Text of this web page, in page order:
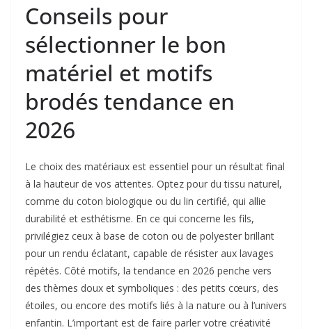
Conseils pour
sélectionner le bon
matériel et motifs
brodés tendance en
2026
Le choix des matériaux est essentiel pour un résultat final
à la hauteur de vos attentes. Optez pour du tissu naturel,
comme du coton biologique ou du lin certifié, qui allie
durabilité et esthétisme. En ce qui concerne les fils,
privilégiez ceux à base de coton ou de polyester brillant
pour un rendu éclatant, capable de résister aux lavages
répétés. Côté motifs, la tendance en 2026 penche vers
des thèmes doux et symboliques : des petits cœurs, des
étoiles, ou encore des motifs liés à la nature ou à l’univers
enfantin. L’important est de faire parler votre créativité